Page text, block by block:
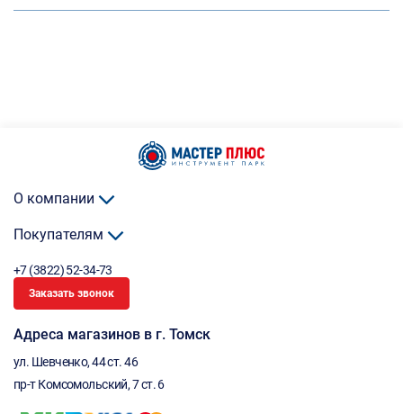
О компании
Покупателям
+7 (3822) 52-34-73
Заказать звонок
Адреса магазинов в г. Томск
ул. Шевченко, 44 ст. 46
пр-т Комсомольский, 7 ст. 6